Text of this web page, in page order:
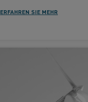
ERFAHREN SIE MEHR